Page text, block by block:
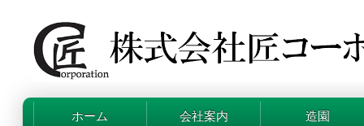
ホーム 会社案内 造園